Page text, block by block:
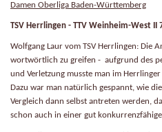
Damen Oberliga Baden-Württemberg
TSV Herrlingen - TTV Weinheim-West II
Wolfgang Laur vom TSV Herrlingen: Die
wortwörtlich zu greifen - aufgrund des
und Verletzung musste man im
Dazu war man natürlich gespannt, wie
Vergleich dann selbst antreten werden,
schon auch in einer gut